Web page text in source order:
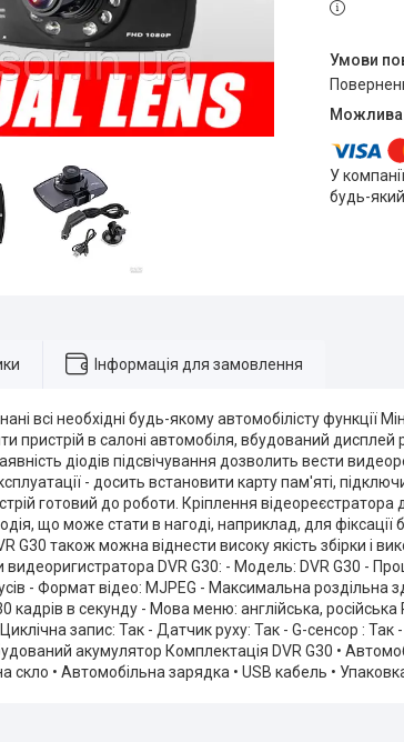
У
будь-
Інформація для замовлення
всі необхідні будь-якому автомобілісту функції
пристрій в салоні автомобіля, вбудований
діодів підсвічування дозволить вести
- досить встановити карту пам'яті,
готовий до роботи. Кріплення відеореєстратора
що може стати в нагоді, наприклад, для фіксації
G30 також можна віднести високу якість збірки і
видеоригистратора DVR G30: - Модель: DVR G30 -
- Формат відео: MJPEG - Максимальна роздільна
кадрів в секунду - Мова меню: англійська,
запис: Так - Датчик руху: Так - G-сенсор : Так
акумулятор Комплектація DVR G30 •
скло • Автомобільна зарядка • USB кабель •